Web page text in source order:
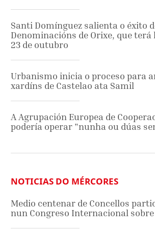
Santi Domínguez salienta o éxito
Denominacións de Orixe, que terá
23 de outubro
Urbanismo inicia o proceso para
xardíns de Castelao ata Samil
A Agrupación Europea de
podería operar "nunha ou dúas
NOTICIAS DO MÉRCORES
Medio centenar de Concellos
nun Congreso Internacional